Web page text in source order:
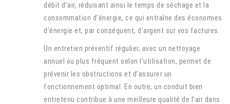
débit d’air, réduisant ainsi le temps de séchage et la
consommation d’énergie, ce qui entraîne des économies
d’énergie et, par conséquent, d’argent sur vos factures.
Un entretien préventif régulier, avec un nettoyage
annuel ou plus fréquent selon l’utilisation, permet de
prévenir les obstructions et d’assurer un
fonctionnement optimal. En outre, un conduit bien
entretenu contribue à une meilleure qualité de l’air dans